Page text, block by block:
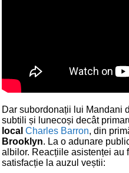
Dar subordonații lui Mandani
subtili și lunecoși decât
local Charles Barron, din
Brooklyn. La o adunare
albilor. Reacțiile asistenței au
satisfacție la auzul veștii: